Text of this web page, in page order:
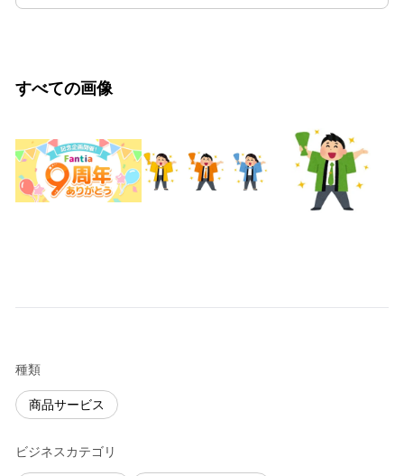
すべての画像
種類
商品サービス
ビジネスカテゴリ